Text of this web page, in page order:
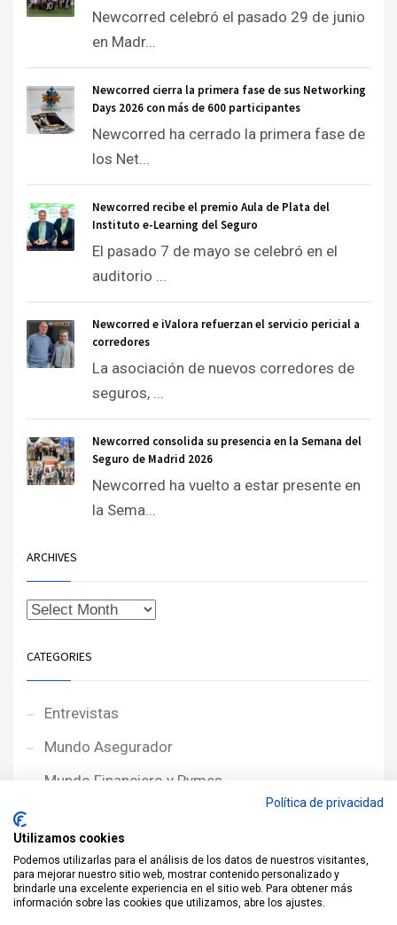
Newcorred celebró el pasado 29 de junio
en Madr...
Newcorred cierra la primera fase de sus Networking
Days 2026 con más de 600 participantes
Newcorred ha cerrado la primera fase de
los Net...
Newcorred recibe el premio Aula de Plata del
Instituto e-Learning del Seguro
El pasado 7 de mayo se celebró en el
auditorio ...
Newcorred e iValora refuerzan el servicio pericial a
corredores
La asociación de nuevos corredores de
seguros, ...
Newcorred consolida su presencia en la Semana del
Seguro de Madrid 2026
Newcorred ha vuelto a estar presente en
la Sema...
ARCHIVES
CATEGORIES
Entrevistas
Mundo Asegurador
Mundo Financiero y Pymes
Noticias NewcorRED
Protagonistas
Política de privacidad
Utilizamos cookies
Podemos utilizarlas para el análisis de los datos de nuestros visitantes,
para mejorar nuestro sitio web, mostrar contenido personalizado y
brindarle una excelente experiencia en el sitio web. Para obtener más
información sobre las cookies que utilizamos, abre los ajustes.